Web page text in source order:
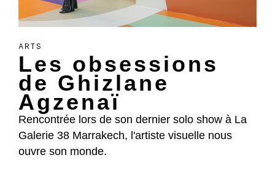
ARTS
Les obsessions
de Ghizlane
Agzenaï
Rencontrée lors de son dernier solo show à La
Galerie 38 Marrakech, l'artiste visuelle nous
ouvre son monde.